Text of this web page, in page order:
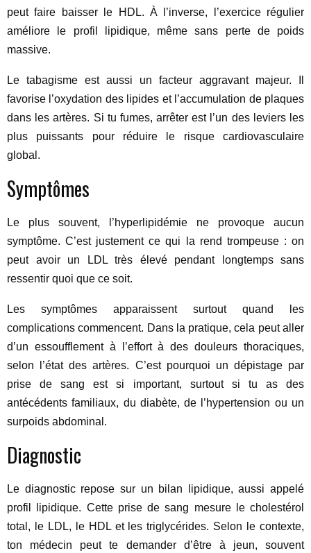
peut faire baisser le HDL. À l’inverse, l’exercice régulier
améliore le profil lipidique, même sans perte de poids
massive.
Le tabagisme est aussi un facteur aggravant majeur. Il
favorise l’oxydation des lipides et l’accumulation de plaques
dans les artères. Si tu fumes, arrêter est l’un des leviers les
plus puissants pour réduire le risque cardiovasculaire
global.
Symptômes
Le plus souvent, l’hyperlipidémie ne provoque aucun
symptôme. C’est justement ce qui la rend trompeuse : on
peut avoir un LDL très élevé pendant longtemps sans
ressentir quoi que ce soit.
Les symptômes apparaissent surtout quand les
complications commencent. Dans la pratique, cela peut aller
d’un essoufflement à l’effort à des douleurs thoraciques,
selon l’état des artères. C’est pourquoi un dépistage par
prise de sang est si important, surtout si tu as des
antécédents familiaux, du diabète, de l’hypertension ou un
surpoids abdominal.
Diagnostic
Le diagnostic repose sur un bilan lipidique, aussi appelé
profil lipidique. Cette prise de sang mesure le cholestérol
total, le LDL, le HDL et les triglycérides. Selon le contexte,
ton médecin peut te demander d’être à jeun, souvent